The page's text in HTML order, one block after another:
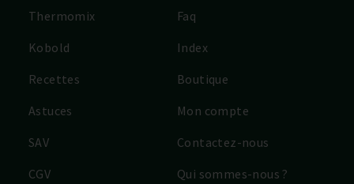
Thermomix
Kobold
Recettes
Astuces
SAV
CGV
Faq
Index
Boutique
Mon compte
Contactez-nous
Qui sommes-nous ?